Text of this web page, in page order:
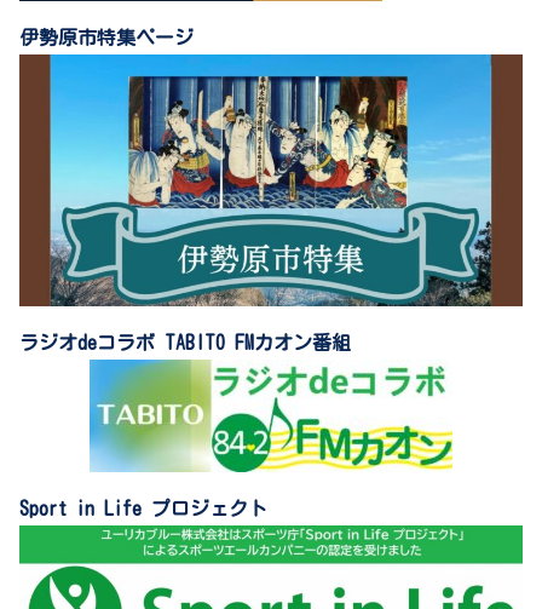
伊勢原市特集ページ
ラジオdeコラボ TABITO FMカオン番組
Sport in Life プロジェクト